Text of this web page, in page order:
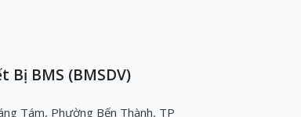
Bị BMS (BMSDV)
Tám, Phường Bến Thành, TP